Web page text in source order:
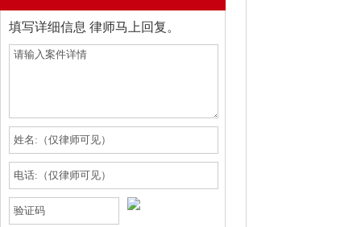
填写详细信息 律师马上回复。